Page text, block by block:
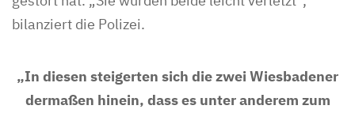
bilanziert die Polizei.
„In diesen steigerten sich die zwei Wiesbadener
dermaßen hinein, dass es unter anderem zum